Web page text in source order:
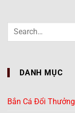
DANH MỤC
Bắn Cá Đổi Thưởng